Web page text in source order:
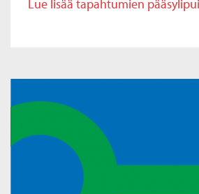
Lue lisää tapahtumien